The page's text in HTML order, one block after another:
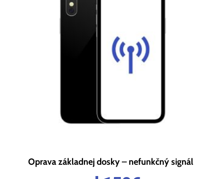
Oprava základnej dosky – nefunkčný signál